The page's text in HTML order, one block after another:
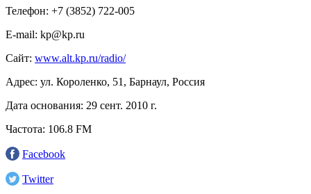
Телефон: +7 (3852) 722-005
E-mail: kp@kp.ru
Сайт: www.alt.kp.ru/radio/
Адрес: ул. Короленко, 51, Барнаул, Россия
Дата основания: 29 сент. 2010 г.
Частота: 106.8 FM
Facebook
Twitter